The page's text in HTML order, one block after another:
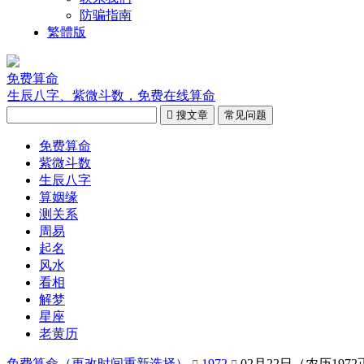
防骗指南
繁體版
免费算命
生辰八字、紫微斗数，免费在线算命
 搜文章 常见问题
免费算命
紫微斗数
生辰八字
算姻缘
测关系
周易
起名
风水
看相
解梦
星座
老黄历